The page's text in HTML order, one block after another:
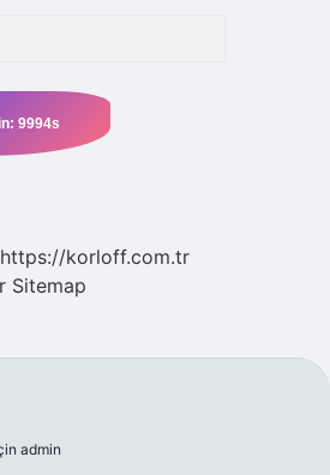
https://korloff.com.tr
Sitemap
admin